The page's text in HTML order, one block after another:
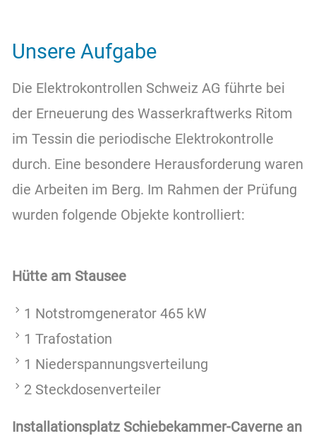
Unsere Aufgabe
Die Elektrokontrollen Schweiz AG führte bei
der Erneuerung des Wasserkraftwerks Ritom
im Tessin die periodische Elektrokontrolle
durch. Eine besondere Herausforderung waren
die Arbeiten im Berg. Im Rahmen der Prüfung
wurden folgende Objekte kontrolliert:
Hütte am Stausee
1 Notstromgenerator 465 kW
1 Trafostation
1 Niederspannungsverteilung
2 Steckdosenverteiler
Installationsplatz Schiebekammer-Caverne an